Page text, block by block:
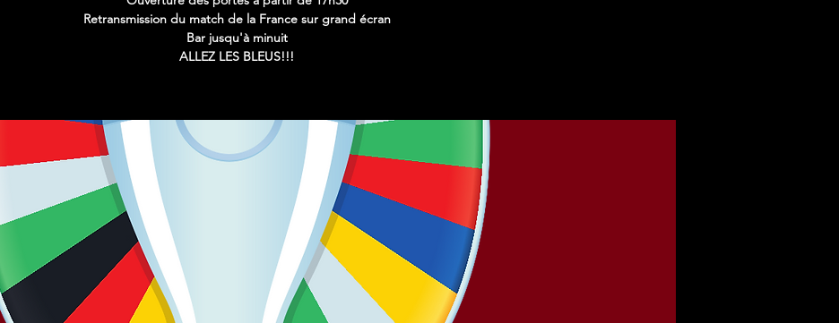
Retransmission du match de la France sur grand écran
Bar jusqu'à minuit
ALLEZ LES BLEUS!!!